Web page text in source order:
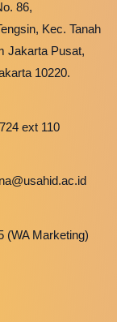
86,
Kec. Tanah
Jakarta Pusat,
10220.
ext 110
(WA Marketing)